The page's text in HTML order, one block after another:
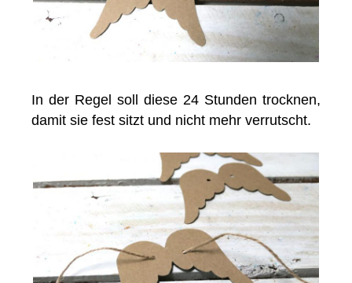
In der Regel soll diese 24 Stunden trocknen,
damit sie fest sitzt und nicht mehr verrutscht.